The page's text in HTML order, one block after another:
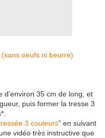
35 cm de long, et
puis former la tresse 3
3 couleurs” en suivant
vidéo très instructive que